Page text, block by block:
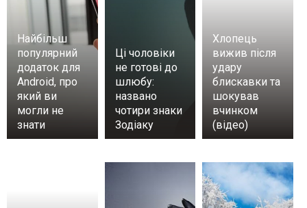
Найбільш
популярний
додаток для
Android, про
який ви
могли не
знати
Ці чоловіки
не готові до
шлюбу:
названо
чотири знаки
Зодіаку
Хлопець
вижив після
удару
блискавки та
шокував
вчинком
(відео)